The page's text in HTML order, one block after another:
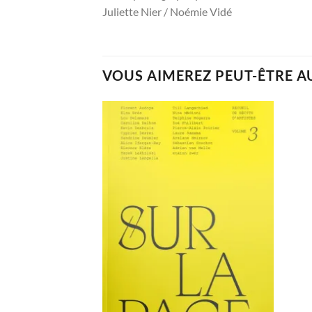
Juliette Nier / Noémie Vidé
VOUS AIMEREZ PEUT-ÊTRE
Ajouter